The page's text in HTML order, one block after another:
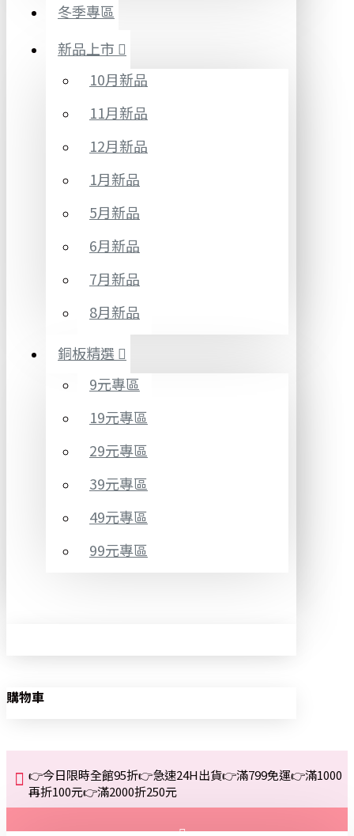
冬季專區
新品上市
10月新品
11月新品
12月新品
1月新品
5月新品
6月新品
7月新品
8月新品
銅板精選
9元專區
19元專區
29元專區
39元專區
49元專區
99元專區
購物車
👉今日限時全館95折👉急速24H出貨👉滿799免運👉滿1000
再折100元👉滿2000折250元